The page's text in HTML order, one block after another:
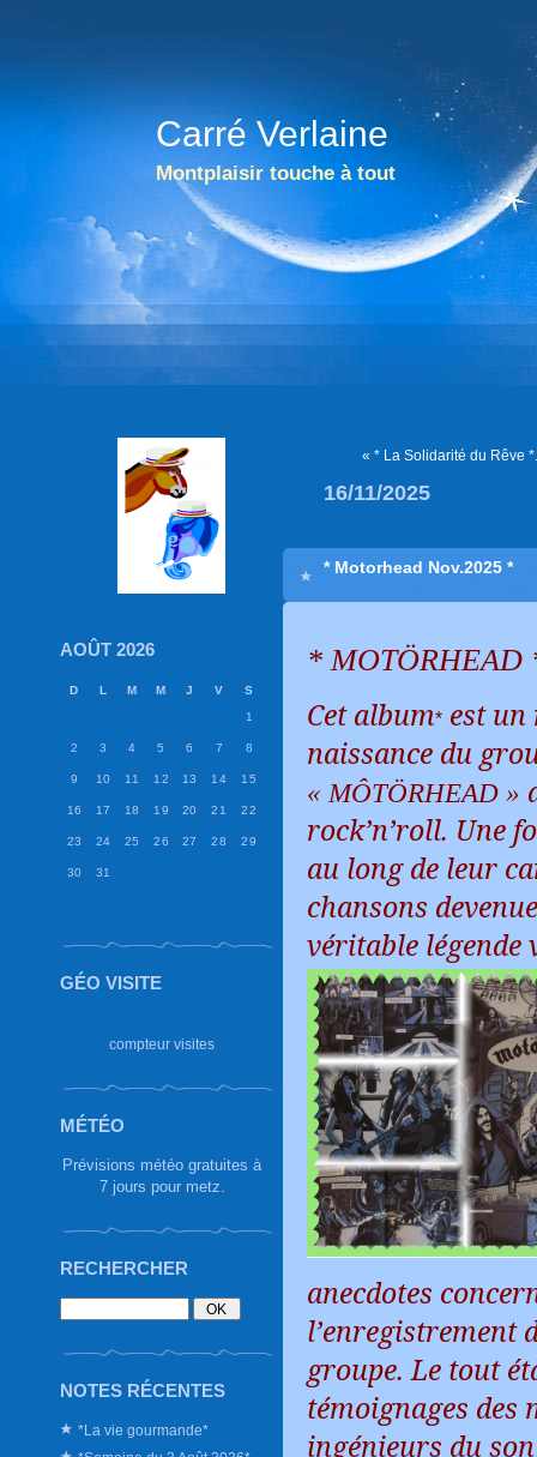
Carré Verlaine
Montplaisir touche à tout
AOÛT 2026
D L M M J V
S
1
2 3 4 5 6 7 8
9 10 11 12 13 14 15
16 17 18 19 20 21 22
23 24 25 26 27 28 29
30 31
GÉO VISITE
compteur visites
MÉTÉO
Prévisions météo gratuites à
7 jours pour metz.
RECHERCHER
NOTES RÉCENTES
*La vie gourmande*
« * La Solidarité du Rêve
16/11/2025
* Motorhead Nov.2025 *
*MOTÖRHEAD
Cet album* est
naissance du
« MÔTÖRHEAD »
rock’n’roll. Une
au long de leur
chansons
véritable légende
anecdotes
l’enregistrement
groupe. Le tout
témoignages des
ingénieurs du